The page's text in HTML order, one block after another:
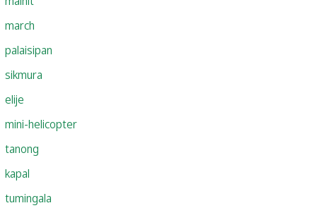
march
palaisipan
sikmura
elije
mini-helicopter
tanong
kapal
tumingala